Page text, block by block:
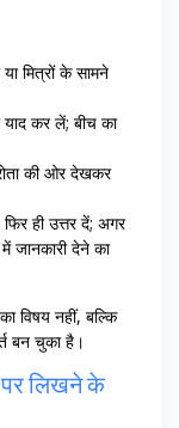
मित्रों के सामने
कर लें; बीच का
की ओर देखकर
ही उत्तर दें; अगर
में जानकारी देने का
विषय नहीं, बल्कि
बन चुका है।
पर लिखने के